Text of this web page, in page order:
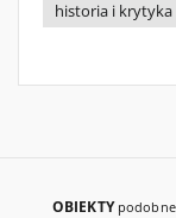
historia i krytyka
OBIEKTY podobne